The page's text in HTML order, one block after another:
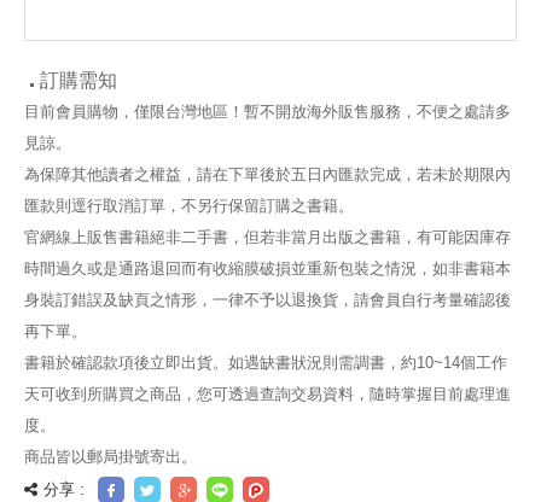
訂購需知
目前會員購物，僅限台灣地區！暫不開放海外販售服務，不便之處請多
見諒。
為保障其他讀者之權益，請在下單後於五日內匯款完成，若未於期限內
匯款則逕行取消訂單，不另行保留訂購之書籍。
官網線上販售書籍絕非二手書，但若非當月出版之書籍，有可能因庫存
時間過久或是通路退回而有收縮膜破損並重新包裝之情況，如非書籍本
身裝訂錯誤及缺頁之情形，一律不予以退換貨，請會員自行考量確認後
再下單。
書籍於確認款項後立即出貨。如遇缺書狀況則需調書，約10~14個工作
天可收到所購買之商品，您可透過查詢交易資料，隨時掌握目前處理進
度。
商品皆以郵局掛號寄出。
分享 :